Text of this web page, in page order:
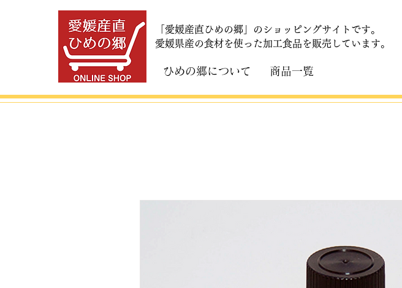
「愛媛産直ひめの郷」のショッピングサイトです。
​愛媛県産の食材を使った加工食品を販売しています。
ひめの郷について 商品一覧